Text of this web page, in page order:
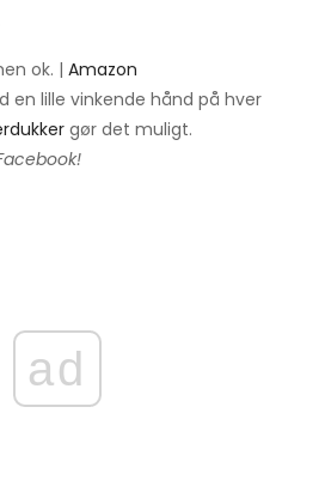
ok. | Amazon
en lille vinkende hånd på hver
gør det muligt.
ad